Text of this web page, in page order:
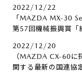
2022/12/22
「MAZDA MX-30
第57回機械振興賞「
2022/12/20
（MAZDA CX-60に
関する最新の国連協